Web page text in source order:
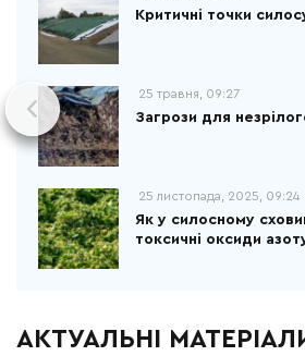
Критичні точки
25 травня, 09:27
Загрози для
25 листопада, 2025, 09:24
Як у силосному
токсичні оксиди
АКТУАЛЬНІ